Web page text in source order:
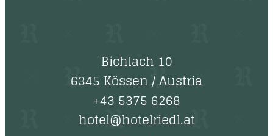
Bichlach 10
6345 Kössen/Austria
+43 5375 6268
hotel@hotelriedl.at